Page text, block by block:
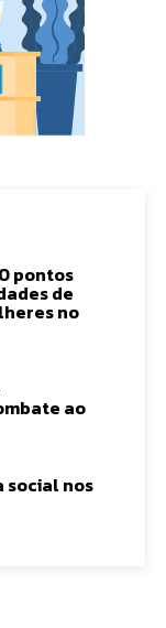
pontos
de
no
ao
social nos